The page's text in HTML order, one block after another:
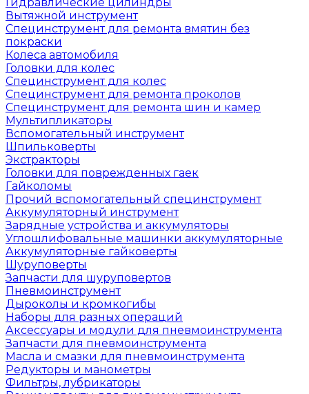
Вытяжной инструмент
Специнструмент для ремонта вмятин без
покраски
Колеса автомобиля
Головки для колес
Специнструмент для колес
Специнструмент для ремонта проколов
Специнструмент для ремонта шин и камер
Мультипликаторы
Вспомогательный инструмент
Шпильковерты
Экстракторы
Головки для поврежденных гаек
Гайколомы
Прочий вспомогательный специнструмент
Аккумуляторный инструмент
Зарядные устройства и аккумуляторы
Углошлифовальные машинки аккумуляторные
Аккумуляторные гайковерты
Шуруповерты
Запчасти для шуруповертов
Пневмоинструмент
Дыроколы и кромкогибы
Наборы для разных операций
Аксессуары и модули для пневмоинструмента
Запчасти для пневмоинструмента
Масла и смазки для пневмоинструмента
Редукторы и манометры
Фильтры, лубрикаторы